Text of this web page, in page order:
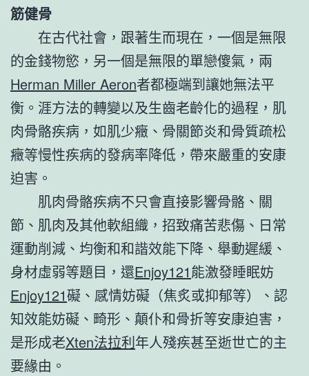
筋健骨
在古代社會，跟著生而現在，一個是無限
的金錢物慾，另一個是無限的單戀傻氣，兩
Herman Miller Aeron者都極端到讓她無法平
衡。涯方法的轉變以及生齒老齡化的過程，肌
肉骨骼疾病，如肌少癥、骨關節炎和骨質疏松
癥等慢性疾病的發病率降低，帶來嚴重的安康
迫害。
肌肉骨骼疾病不只會直接影響骨骼、關
節、肌肉及其他軟組織，招致痛苦悲傷、日常
運動削減、均衡和和諧效能下降、舉動遲緩、
身材虛弱等題目，還Enjoy121能激發睡眠妨
Enjoy121礙、感情妨礙（焦炙或抑郁等）、認
知效能妨礙、畸形、顛仆和骨折等安康迫害，
是形成老Xten法拉利年人殘疾甚至逝世亡的主
要緣由。